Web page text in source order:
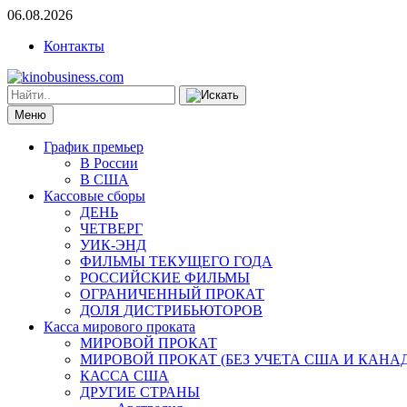
06.08.2026
Контакты
Меню
График премьер
В России
В США
Кассовые сборы
ДЕНЬ
ЧЕТВЕРГ
УИК-ЭНД
ФИЛЬМЫ ТЕКУЩЕГО ГОДА
РОССИЙСКИЕ ФИЛЬМЫ
ОГРАНИЧЕННЫЙ ПРОКАТ
ДОЛЯ ДИСТРИБЬЮТОРОВ
Касса мирового проката
МИРОВОЙ ПРОКАТ
МИРОВОЙ ПРОКАТ (БЕЗ УЧЕТА США И
КАССА США
ДРУГИЕ СТРАНЫ